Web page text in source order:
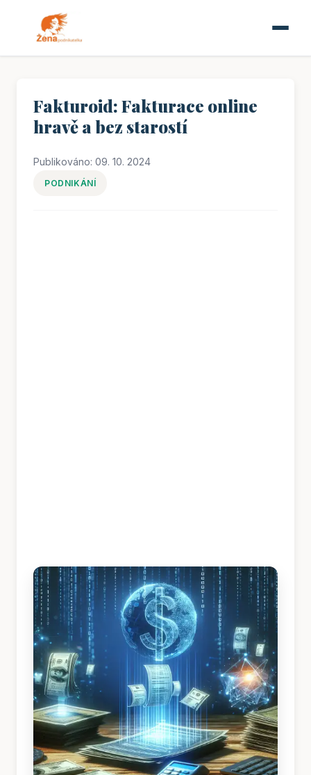
Fakturoid: Fakturace online
hravě a bez starostí
Publikováno: 09. 10. 2024
PODNIKÁNÍ